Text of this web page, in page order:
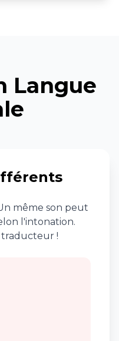
Langue
même son peut
l'intonation.
traducteur !